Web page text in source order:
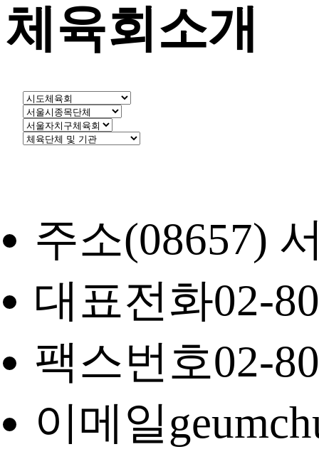
체육회소개
주소(08657)
대표전화02-
팩스번호02-
이메일